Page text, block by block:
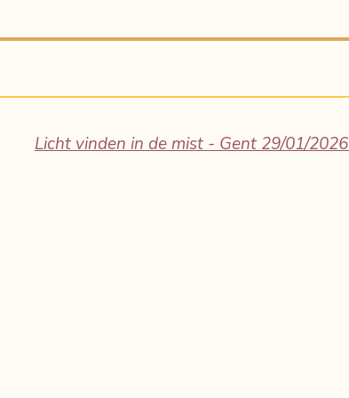
Licht vinden in de mist - Gent 29/01/2026